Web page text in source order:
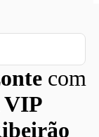
com
VIP